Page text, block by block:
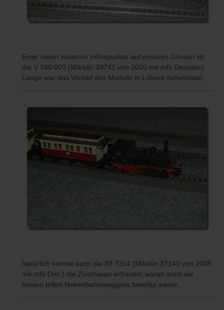
Einer vielen weiteren Höhepunkte auf unseren Gleisen ist
die V 160 003 (Märklin 39741 von 2020 mit mfx-Decoder).
Lange war das Vorbild des Modells in Lübeck beheimatet.
Natürlich konnte auch die 89 7314 (Märklin 37140 von 2005
mit mfx-Dec.) die Zuschauer erfreuen, woran auch die
beiden tollen Nebenbahnwaggons beteiligt waren.